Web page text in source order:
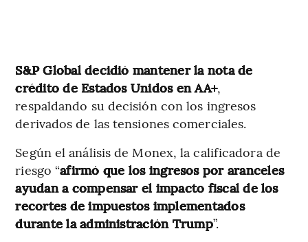
S&P Global decidió mantener la nota de
crédito de Estados Unidos en AA+,
respaldando su decisión con los ingresos
derivados de las tensiones comerciales.
Según el análisis de Monex, la calificadora de
riesgo “afirmó que los ingresos por aranceles
ayudan a compensar el impacto fiscal de los
recortes de impuestos implementados
durante la administración Trump”.